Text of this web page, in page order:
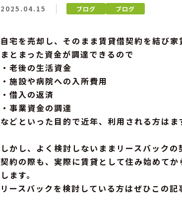
2025.04.15 ブログ ブログ
自宅を売却し、そのまま賃貸借契約を結び
まとまった資金が調達できるので
・老後の生活資金
・施設や病院への入所費用
・借入の返済
・事業資金の調達
などといった目的で近年、利用される方はま
しかし、よく検討しないままリースバック
契約の際も、実際に賃貸として住み始めて
します。
リースバックを検討している方はぜひこの記